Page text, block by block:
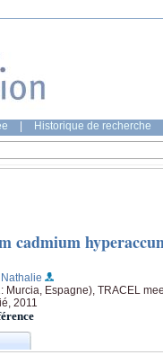
Historique de recherche
cadmium
Murcia, Espagne), TRACEL
2011